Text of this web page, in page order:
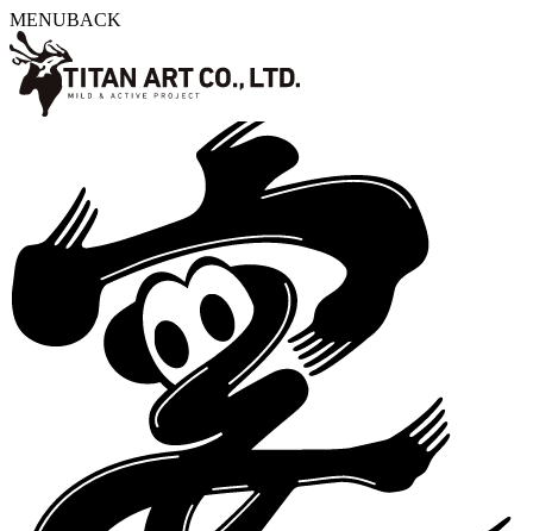
MENUBACK